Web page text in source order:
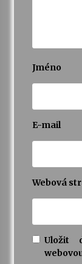
Jméno
E-mail
Webová
Uložit